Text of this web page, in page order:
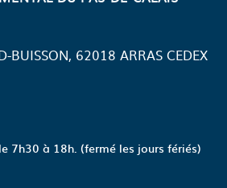
BUISSON, 62018 ARRAS CEDEX
7h30 à 18h. (fermé les jours fériés)